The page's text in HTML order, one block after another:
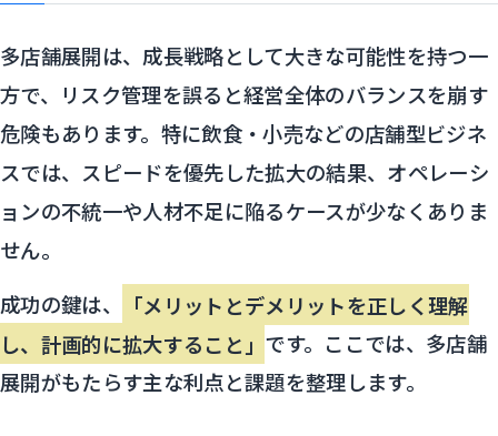
多店舗展開は、成長戦略として大きな可能性を持つ一
方で、リスク管理を誤ると経営全体のバランスを崩す
危険もあります。特に飲食・小売などの店舗型ビジネ
スでは、スピードを優先した拡大の結果、オペレーシ
ョンの不統一や人材不足に陥るケースが少なくありま
せん。
成功の鍵は、
「メリットとデメリットを正しく理解
し、計画的に拡大すること」 です。ここでは、多店舗
展開がもたらす主な利点と課題を整理します。